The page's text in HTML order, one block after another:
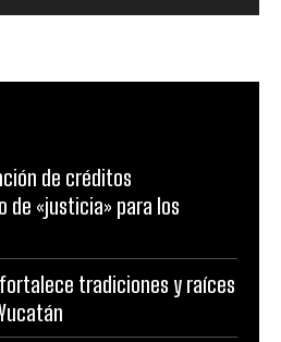
de créditos
de «justicia» para los
tradiciones y raíces